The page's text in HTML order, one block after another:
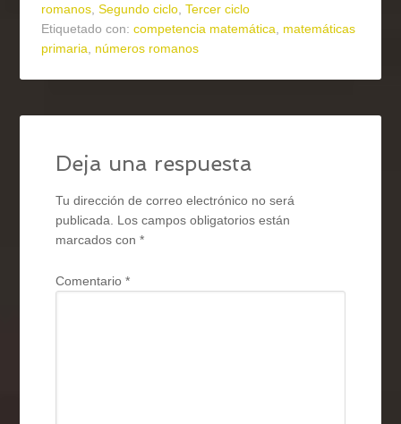
romanos,Segundo ciclo,Tercer ciclo
Etiquetado con:competencia matemática, matemáticas
primaria, números romanos
Deja una respuesta
Tu dirección de correo electrónico no será
publicada. Los campos obligatorios están
marcados con*
Comentario*